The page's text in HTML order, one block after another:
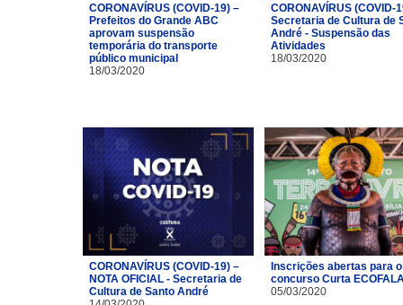
CORONAVÍRUS (COVID-19) –
Prefeitos do Grande ABC
aprovam suspensão
temporária do transporte
público municipal
18/03/2020
CORONAVÍRUS (COVID-
Secretaria de Cultura de
André - Suspensão das
Atividades
18/03/2020
CORONAVÍRUS (COVID-19) –
NOTA OFICIAL - Secretaria de
Cultura de Santo André
Inscrições abertas para o
concurso Curta
05/03/2020